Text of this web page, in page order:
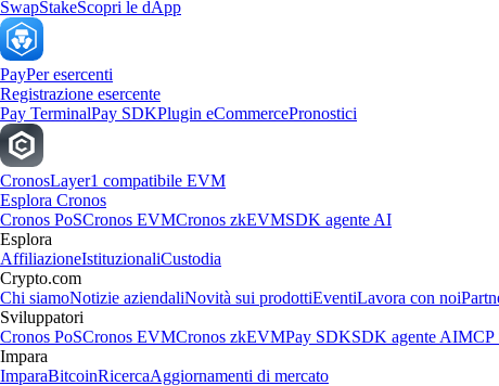
SwapStakeScopri le dApp
PayPer esercenti
Registrazione esercente
Pay TerminalPay SDKPlugin eCommercePronostici
CronosLayer1 compatibile EVM
Esplora Cronos
Cronos PoSCronos EVMCronos zkEVMSDK agente AI
Esplora
AffiliazioneIstituzionaliCustodia
Crypto.com
Chi siamoNotizie aziendaliNovità sui prodottiEventiLavora con noi
Sviluppatori
Cronos PoSCronos EVMCronos zkEVMPay SDKSDK agente AIMCP
Impara
ImparaBitcoinRicercaAggiornamenti di mercato